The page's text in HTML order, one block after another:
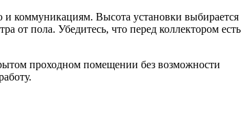
и коммуникациям. Высота установки выбирается
от пола. Убедитесь, что перед коллектором есть
проходном помещении без возможности